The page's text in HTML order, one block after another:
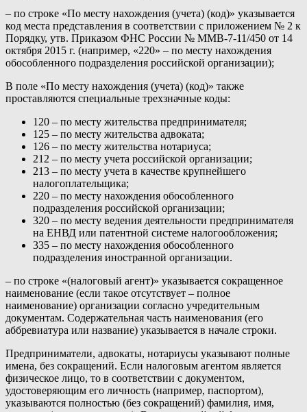
– по строке «По месту нахождения (учета) (код)» указывается
код места представления в соответствии с приложением № 2 к
Порядку, утв. Приказом ФНС России № ММВ-7-11/450 от 14
октября 2015 г. (например, «220» – по месту нахождения
обособленного подразделения российской организации);
В поле «По месту нахождения (учета) (код)» также
проставляются специальные трехзначные коды:
120 – по месту жительства предпринимателя;
125 – по месту жительства адвоката;
126 – по месту жительства нотариуса;
212 – по месту учета российской организации;
213 – по месту учета в качестве крупнейшего
налогоплательщика;
220 – по месту нахождения обособленного
подразделения российской организации;
320 – по месту ведения деятельности предпринимателя
на ЕНВД или патентной системе налогообложения;
335 – по месту нахождения обособленного
подразделения иностранной организации.
– по строке «(налоговый агент)» указывается сокращенное
наименование (если такое отсутствует – полное
наименование) организации согласно учредительным
документам. Содержательная часть наименования (его
аббревиатура или название) указывается в начале строки.
Предприниматели, адвокаты, нотариусы указывают полные
имена, без сокращений. Если налоговым агентом является
физическое лицо, то в соответствии с документом,
удостоверяющим его личность (например, паспортом),
указываются полностью (без сокращений) фамилия, имя,